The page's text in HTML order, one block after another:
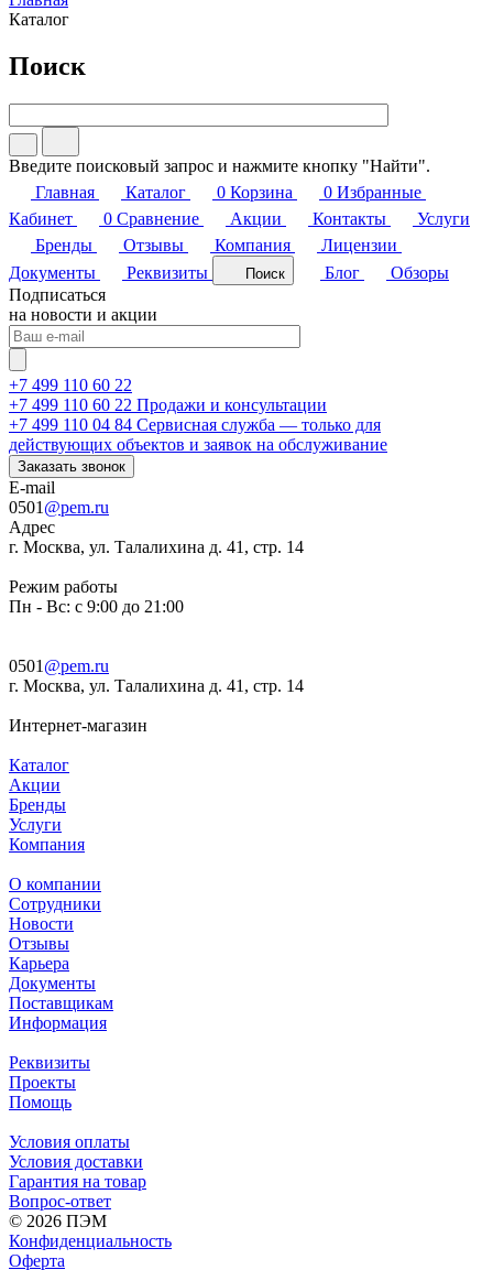
Каталог
Поиск
Введите поисковый запрос и нажмите кнопку "Найти".
Главная
Каталог 0 Корзина 0 Избранные
Кабинет
0 Сравнение Акции Контакты
Услуги
Бренды
Отзывы Компания
Лицензии
Документы
Реквизиты Поиск Блог
Обзоры
Подписаться
на новости и акции
+7 499 110 60 22
+7 499 110 60 22 Продажи и консультации
+7 499 110 04 84 Сервисная служба — только для
действующих объектов и заявок на обслуживание
Заказать звонок
E-mail
0501 @pem.ru
Адрес
г. Москва, ул. Талалихина д. 41, стр. 14
Режим работы
Пн - Вс: с 9:00 до 21:00
0501 @pem.ru
г. Москва, ул. Талалихина д. 41, стр. 14
Интернет-магазин
Каталог
Акции
Бренды
Услуги
Компания
О компании
Сотрудники
Новости
Отзывы
Карьера
Документы
Поставщикам
Информация
Реквизиты
Проекты
Помощь
Условия оплаты
Условия доставки
Гарантия на товар
Вопрос-ответ
© 2026 ПЭМ
Конфиденциальность
Оферта